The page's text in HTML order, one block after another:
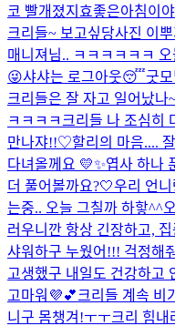
코 빨개졌지효좋은아침이
크리들~ 보고싶당사진 이
매니져님.. ㅋㅋㅋㅋㅋㅋ
😜샤샤는 로그아웃😴굿
크리들은 잘 자고 일어났나
ㅋㅋㅋㅋ 크리들 나 조심히
만나쟈!!♡할리의 마음....
다녀올께요 💛✨엽사 하나
더 풀어볼까요?🤍우리 언니
는중.. 오늘 그칠까 하핳^^
러우니깐 항상 긴장하고,
샤워하구 누웠어!!! 걱정해
고생했구 내일도 건강하고
고마워💜💕 크리들 계속 비
니구 몸챙겨!ㅜㅜ크리 힘내